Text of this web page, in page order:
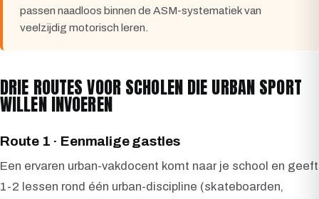
passen naadloos binnen de ASM-systematiek van
veelzijdig motorisch leren.
DRIE ROUTES VOOR SCHOLEN DIE URBAN SPORT
WILLEN INVOEREN
Route 1 · Eenmalige gastles
Een ervaren urban-vakdocent komt naar je school en geeft
1-2 lessen rond één urban-discipline (skateboarden,